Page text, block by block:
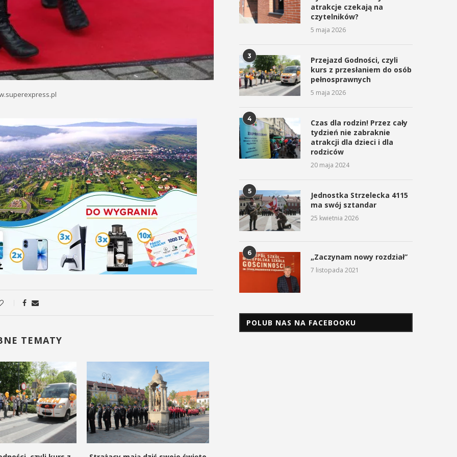
TEMATY
atrakcje czekają na
czytelników?
5 maja 2026
3
Przejazd Godności, czyli
kurs z przesłaniem do osób
pełnosprawnych
5 maja 2026
4
Czas dla rodzin! Przez cały
tydzień nie zabraknie
atrakcji dla dzieci i dla
rodziców
20 maja 2024
5
Jednostka Strzelecka 4115
ma swój sztandar
25 kwietnia 2026
6 „Zaczynam nowy rozdział”
7 listopada 2021
POLUB NAS NA FACEBOOKU